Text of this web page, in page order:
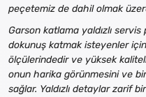
peçetemiz de dahil olmak
Garson katlama yaldızlı
dokunuş katmak isteyenler
ölçülerindedir ve yüksek
onun harika görünmesini ve
sağlar. Yaldızlı detaylar zarif bir